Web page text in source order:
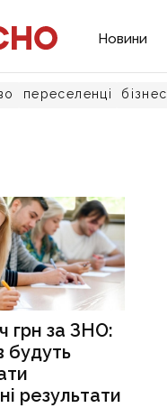
Новини
переселенці бізнес
грн за ЗНО:
будуть
результати